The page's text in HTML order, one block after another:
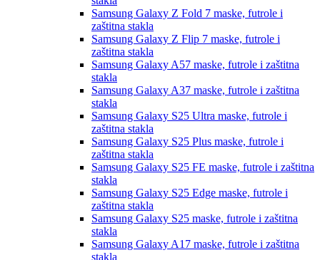
Samsung Galaxy Z Fold 7 maske, futrole i
zaštitna stakla
Samsung Galaxy Z Flip 7 maske, futrole i
zaštitna stakla
Samsung Galaxy A57 maske, futrole i zaštitna
stakla
Samsung Galaxy A37 maske, futrole i zaštitna
stakla
Samsung Galaxy S25 Ultra maske, futrole i
zaštitna stakla
Samsung Galaxy S25 Plus maske, futrole i
zaštitna stakla
Samsung Galaxy S25 FE maske, futrole i zaštitna
stakla
Samsung Galaxy S25 Edge maske, futrole i
zaštitna stakla
Samsung Galaxy S25 maske, futrole i zaštitna
stakla
Samsung Galaxy A17 maske, futrole i zaštitna
stakla